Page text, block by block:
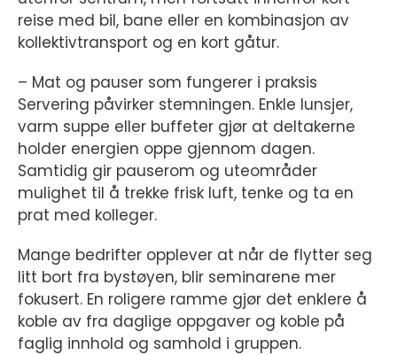
reise med bil, bane eller en kombinasjon av
kollektivtransport og en kort gåtur.
– Mat og pauser som fungerer i praksis
Servering påvirker stemningen. Enkle lunsjer,
varm suppe eller buffeter gjør at deltakerne
holder energien oppe gjennom dagen.
Samtidig gir pauserom og uteområder
mulighet til å trekke frisk luft, tenke og ta en
prat med kolleger.
Mange bedrifter opplever at når de flytter seg
litt bort fra bystøyen, blir seminarene mer
fokusert. En roligere ramme gjør det enklere å
koble av fra daglige oppgaver og koble på
faglig innhold og samhold i gruppen.